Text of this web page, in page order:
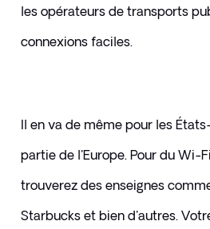
les opérateurs de transports
connexions faciles.
​Il en va de même pour les
partie de l'Europe. Pour du Wi-
trouverez des enseignes
Starbucks et bien d'autres.